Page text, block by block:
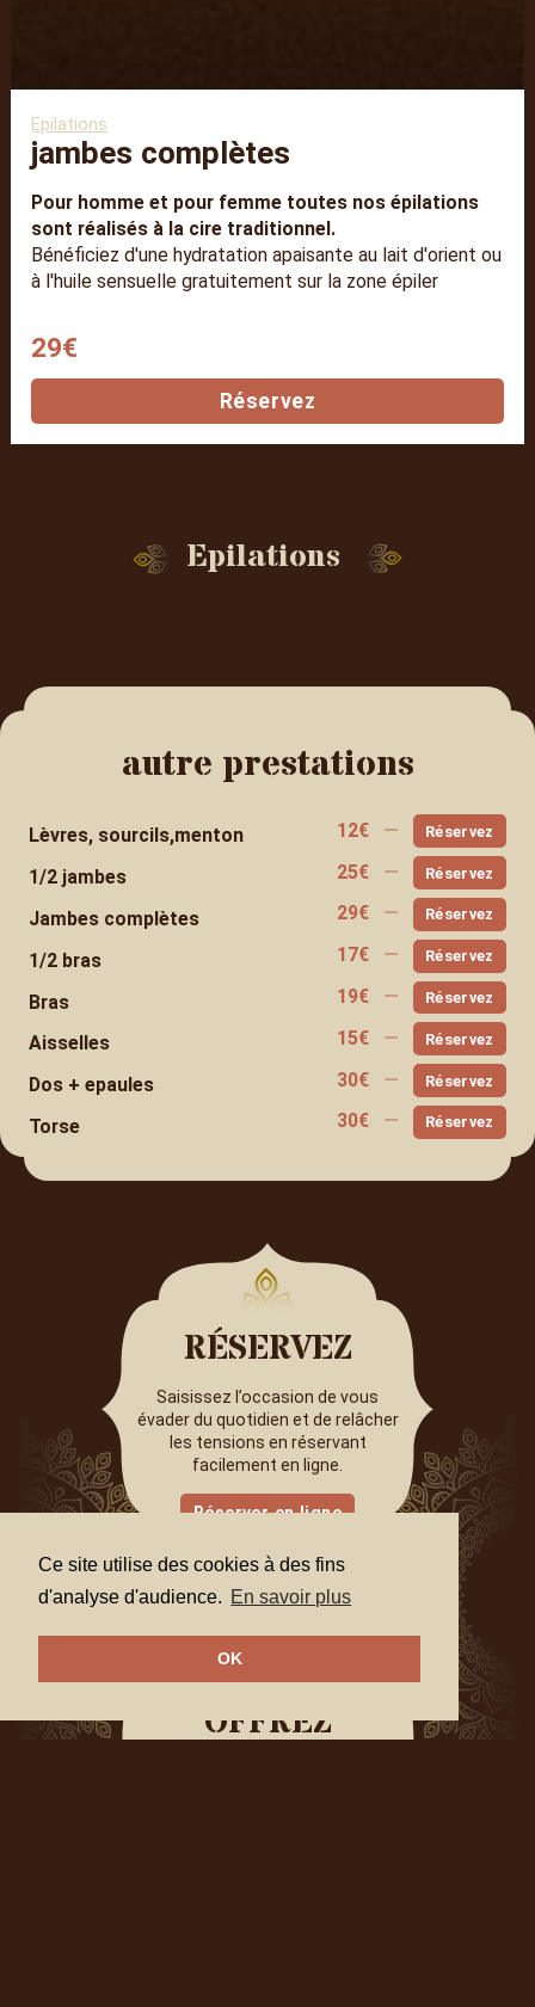
Ce site utilise des cookies à des fins
d'analyse d'audience. En savoir plus
OK
Epilations
jambes complètes
Pour homme et pour femme toutes nos épilations
sont réalisés à la cire traditionnel.
Bénéficiez d'une hydratation apaisante au lait d'orient ou
à l'huile sensuelle gratuitement sur la zone épiler
29€
Réservez
Epilations
autre prestations
Lèvres, sourcils,menton 12€ Réservez
1/2 jambes 25€ Réservez
Jambes complètes 29€ Réservez
1/2 bras 17€ Réservez
Bras 19€ Réservez
Aisselles 15€ Réservez
Dos + epaules 30€ Réservez
Torse 30€ Réservez
RÉSERVEZ
Saisissez l’occasion de vous
évader du quotidien et de relâcher
les tensions en réservant
facilement en ligne.
Réserver en ligne
OFFREZ